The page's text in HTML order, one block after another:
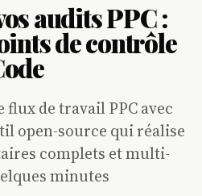
audits PPC :
de contrôle
de travail PPC avec
open-source qui réalise
complets et multi-
minutes